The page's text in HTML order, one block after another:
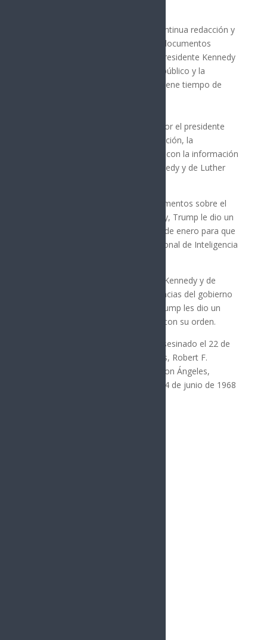
“Ahora he determinado que la continua redacción y
retención de información de los documentos
pertenecientes al asesinato del presidente Kennedy
no es consistente con el interés público y la
liberación de estos expedientes tiene tiempo de
El mismo argumento fue utilizado por el presidente
Trump para exigir por igual y sin dilación, la
desclasificación de los documentos con la información
de los asesinatos de Robert F. Kennedy y de Luther
Para la desclasificación de los documentos sobre el
asesinato del ex presidente Kennedy, Trump le dio un
plazo de 15 días a partir de este 23 de enero para que
la lleven a cabo, a la Dirección Nacional de Inteligencia
Respecto al asesinato de Robert F. Kennedy y de
Luther King, a las mismas dependencias del gobierno
de Estados Unidos, el presidente Trump les dio un
plazo de 45 días para que cumplan con su orden.
El presidente John F. Kennedy fue asesinado el 22 de
noviembre de 1963 en Dallas, Texas, Robert F.
Kennedy, el 6 de junio de 1968 en Lon Ángeles,
California y Martin Luther King Jr. el 4 de junio de 1968